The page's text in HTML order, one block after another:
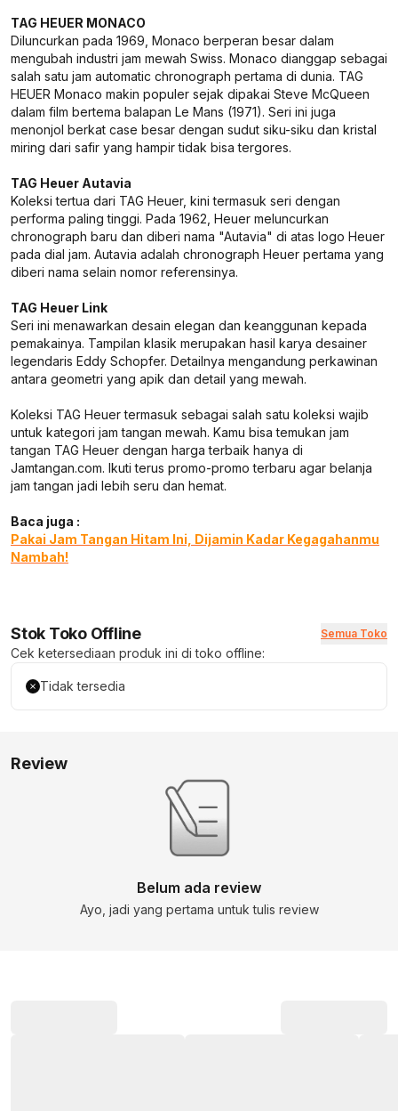
TAG HEUER MONACO
Diluncurkan pada 1969, Monaco berperan besar dalam
mengubah industri jam mewah Swiss. Monaco dianggap sebagai
salah satu jam automatic chronograph pertama di dunia. TAG
HEUER Monaco makin populer sejak dipakai Steve McQueen
dalam film bertema balapan Le Mans (1971). Seri ini juga
menonjol berkat case besar dengan sudut siku-siku dan kristal
miring dari safir yang hampir tidak bisa tergores.
TAG Heuer Autavia
Koleksi tertua dari TAG Heuer, kini termasuk seri dengan
performa paling tinggi. Pada 1962, Heuer meluncurkan
chronograph baru dan diberi nama "Autavia" di atas logo Heuer
pada dial jam. Autavia adalah chronograph Heuer pertama yang
diberi nama selain nomor referensinya.
TAG Heuer Link
Seri ini menawarkan desain elegan dan keanggunan kepada
pemakainya. Tampilan klasik merupakan hasil karya desainer
legendaris Eddy Schopfer. Detailnya mengandung perkawinan
antara geometri yang apik dan detail yang mewah.
Koleksi TAG Heuer termasuk sebagai salah satu koleksi wajib
untuk kategori jam tangan mewah. Kamu bisa temukan jam
tangan TAG Heuer dengan harga terbaik hanya di
Jamtangan.com. Ikuti terus promo-promo terbaru agar belanja
jam tangan jadi lebih seru dan hemat.
Baca juga :
Pakai Jam Tangan Hitam Ini, Dijamin Kadar Kegagahanmu
Nambah!
Stok Toko Offline Semua Toko
Cek ketersediaan produk ini di toko offline:
Tidak tersedia
Review
Belum ada review
Ayo, jadi yang pertama untuk tulis review